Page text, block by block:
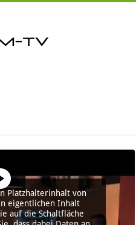
Platzhalterinhalt von
eigentlichen Inhalt
auf die Schaltfläche